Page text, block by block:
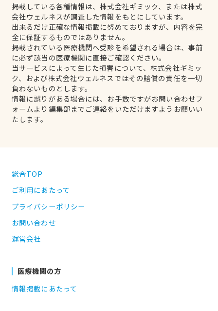
掲載している各種情報は、株式会社ギミック、または株式
会社ウェルネスが調査した情報をもとにしています。
出来るだけ正確な情報掲載に努めておりますが、内容を完
全に保証するものではありません。
掲載されている医療機関へ受診を希望される場合は、事前
に必ず該当の医療機関に直接ご確認ください。
当サービスによって生じた損害について、株式会社ギミッ
ク、および株式会社ウェルネスではその賠償の責任を一切
負わないものとします。
情報に誤りがある場合には、お手数ですがお問い合わせフ
ォームより編集部までご連絡をいただけますようお願いい
たします。
総合TOP
ご利用にあたって
プライバシーポリシー
お問い合わせ
運営会社
医療機関の方
情報掲載にあたって